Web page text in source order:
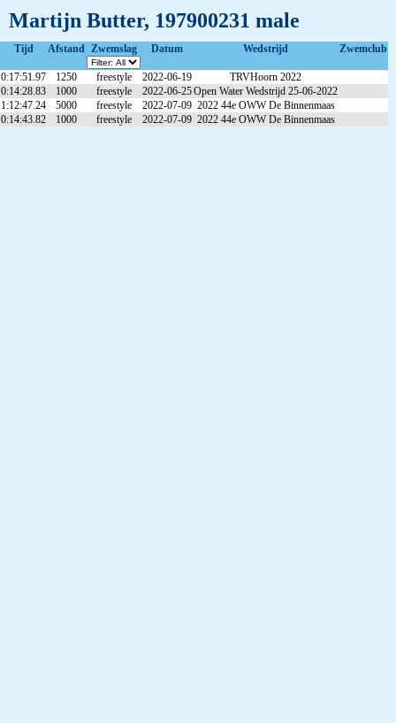
Martijn Butter, 197900231 male
Tijd Afstand Zwemslag Datum Wedstrijd Zwemclub
0:17:51.97 1250 freestyle 2022-06-19
TRVHoorn 2022
0:14:28.83
1000 freestyle 2022-06-25Open Water Wedstrijd 25-06-2022
1:12:47.24
5000 freestyle 2022-07-09 2022 44e OWW De Binnenmaas
0:14:43.82
1000 freestyle 2022-07-09 2022 44e OWW De Binnenmaas